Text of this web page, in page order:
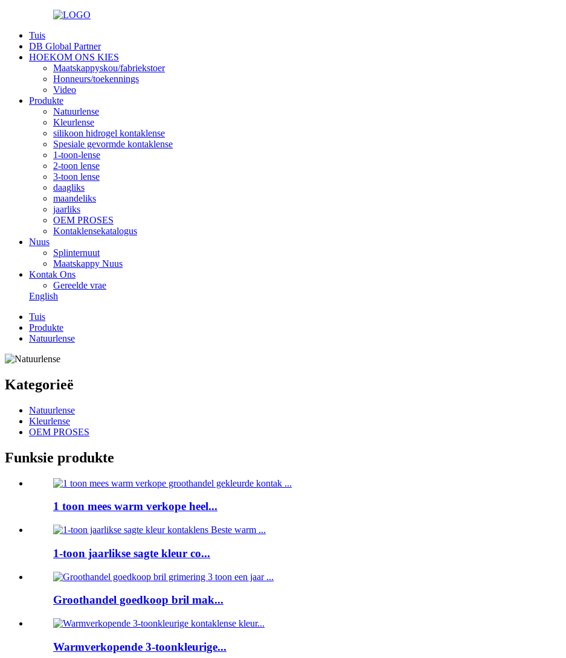
Tuis
DB Global Partner
HOEKOM ONS KIES
Maatskappyskou/fabriekstoer
Honneurs/toekennings
Video
Produkte
Natuurlense
Kleurlense
silikoon hidrogel kontaklense
Spesiale gevormde kontaklense
1-toon-lense
2-toon lense
3-toon lense
daagliks
maandeliks
jaarliks
OEM PROSES
Kontaklensekatalogus
Nuus
Splinternuut
Maatskappy Nuus
Kontak Ons
Gereelde vrae
English
Tuis
Produkte
Natuurlense
Kategorieë
Natuurlense
Kleurlense
OEM PROSES
Funksie produkte
1 toon mees warm verkope heel...
1-toon jaarlikse sagte kleur co...
Groothandel goedkoop bril mak...
Warmverkopende 3-toonkleurige...